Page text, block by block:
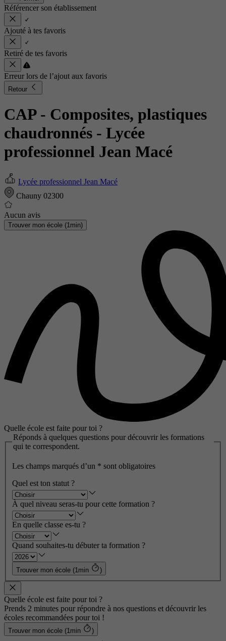
Référencer son établissement
Ajouté à tes favoris
Retiré de tes favoris
Erreur lors de l’ajout aux favoris
Retour
CAP - Composites, plastiques
chaudronnés - Lycée
professionnel Jean Macé
Lycée professionnel Jean Macé
Chauny 02300
Aucun avis
Trouver mon école (1min)
Quelle école est faite pour toi ?
Réponds à quelques questions pour découvrir les formations
qui te correspondent.
Les champs marqués d’un * sont obligatoires
Quel est ton statut ?
À quel niveau seras-tu pour cette formation ?
En quelle classe es-tu ?
Quand souhaites-tu débuter ta formation ?
Trouver mon école (1min )
Quelle école est faite pour toi ?
Prends 2 minutes pour répondre à nos questions et découvrir les
écoles recommandées pour toi !
Trouver mon école (1min )